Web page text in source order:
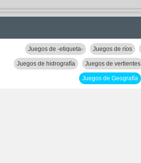
Juegos de -etiqueta- Juegos de ríos
Juegos de hidrografía Juegos de vertientes
Juegos de Geografía